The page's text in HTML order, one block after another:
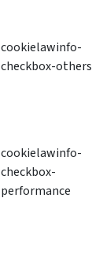
cookielawinfo-
checkbox-others
cookielawinfo-
checkbox-
performance